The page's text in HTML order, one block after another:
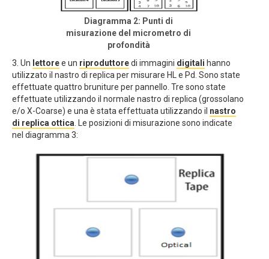
Diagramma 2: Punti di
misurazione del micrometro di
profondità
3. Un lettoree un riproduttoredi immagini digitali hanno
utilizzato il nastro di replica per misurare HL e Pd. Sono state
effettuate quattro bruniture per pannello. Tre sono state
effettuate utilizzando il normale nastro di replica (grossolano
e/o X-Coarse) e una è stata effettuata utilizzando il nastro
di replica ottica . Le posizioni di misurazione sono indicate
nel diagramma 3: